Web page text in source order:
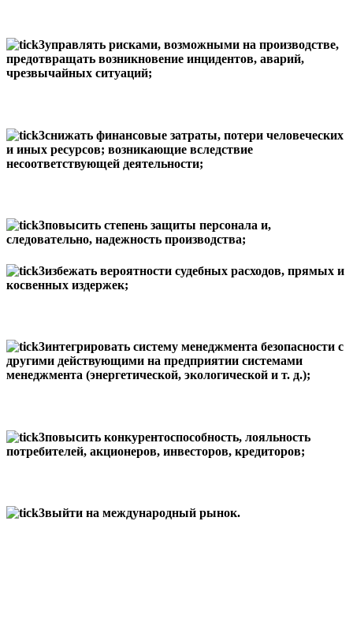
управлять рисками, возможными на производстве,
предотвращать возникновение инцидентов, аварий,
чрезвычайных ситуаций;
снижать финансовые затраты, потери человеческих
и иных ресурсов; возникающие вследствие
несоответствующей деятельности;
повысить степень защиты персонала и,
следовательно, надежность производства;
избежать вероятности судебных расходов, прямых и
косвенных издержек;
интегрировать систему менеджмента безопасности с
другими действующими на предприятии системами
менеджмента (энергетической, экологической и т. д.);
повысить конкурентоспособность, лояльность
потребителей, акционеров, инвесторов, кредиторов;
выйти на международный рынок.